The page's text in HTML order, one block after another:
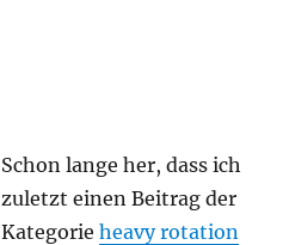
Schon lange her, dass ich
zuletzt einen Beitrag der
Kategorieheavy rotation